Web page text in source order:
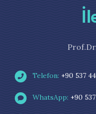
Telefon: +90 537
WhatsApp: +90